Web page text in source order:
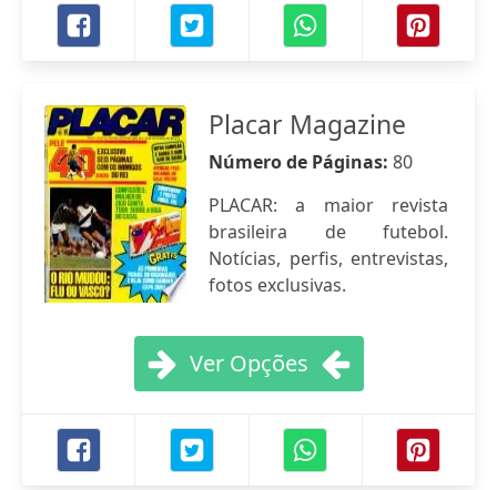
Placar Magazine
Número de Páginas: 80
PLACAR: a maior revista
brasileira de futebol.
Notícias, perfis, entrevistas,
fotos exclusivas.
Ver Opções